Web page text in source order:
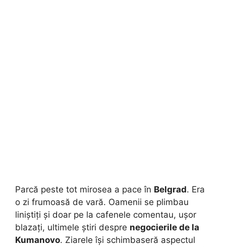
Parcă peste tot mirosea a pace în Belgrad. Era
o zi frumoasă de vară. Oamenii se plimbau
liniștiți și doar pe la cafenele comentau, ușor
blazați, ultimele știri despre negocierile de la
Kumanovo. Ziarele își schimbaseră aspectul